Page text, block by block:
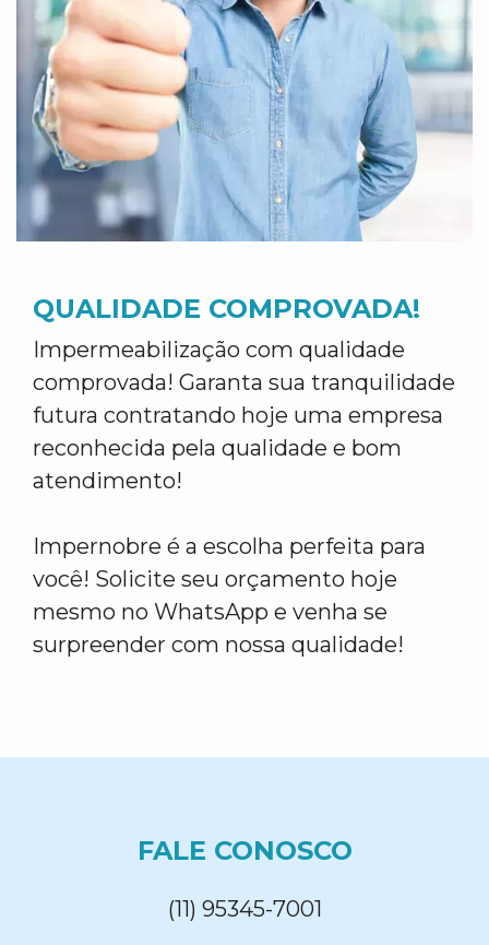
QUALIDADE COMPROVADA!
Impermeabilização com qualidade
comprovada! Garanta sua tranquilidade
futura contratando hoje uma empresa
reconhecida pela qualidade e bom
atendimento!
Impernobre é a escolha perfeita para
você! Solicite seu orçamento hoje
mesmo no WhatsApp e venha se
surpreender com nossa qualidade!
FALE CONOSCO
(11) 95345-7001